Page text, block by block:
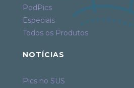
PodPics
Especiais
Todos os Produtos
NOTÍCIAS
Pics no SUS